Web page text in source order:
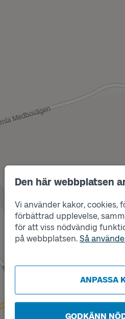
Den här webbplatsen
Vi använder kakor, cookies,
förbättrad upplevelse,
för att viss nödvändig
på webbplatsen. Så
ANPASSA
GODKÄNN
Läge
A
Läge
B